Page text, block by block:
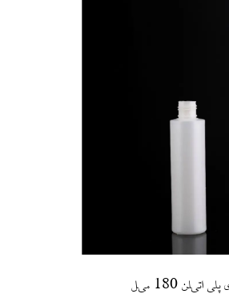
اتیلن 180 میل